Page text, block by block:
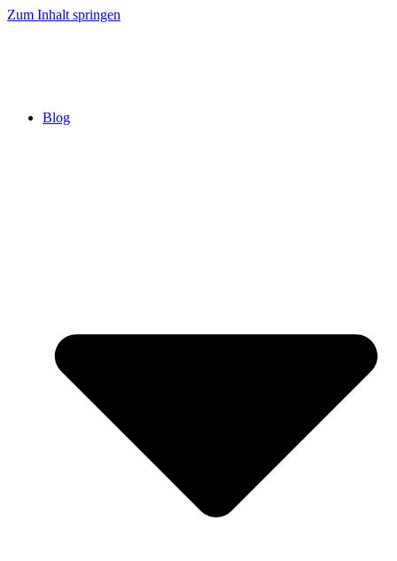
Zum Inhalt springen
Blog